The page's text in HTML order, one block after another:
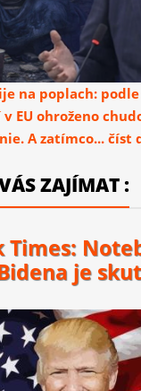
na poplach:
EU ohroženo
A zatímco... číst
ZAJÍMAT :
Times:
je